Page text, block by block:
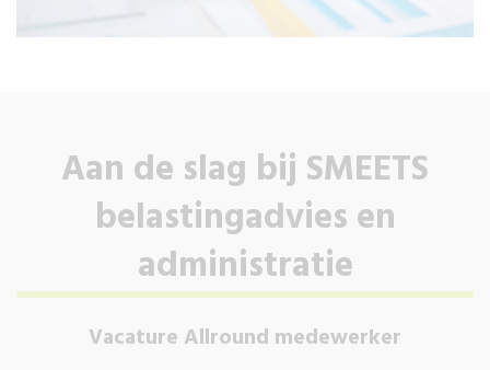
Aan de slag bij SMEETS
belastingadvies en
administratie
Vacature Allround medewerker